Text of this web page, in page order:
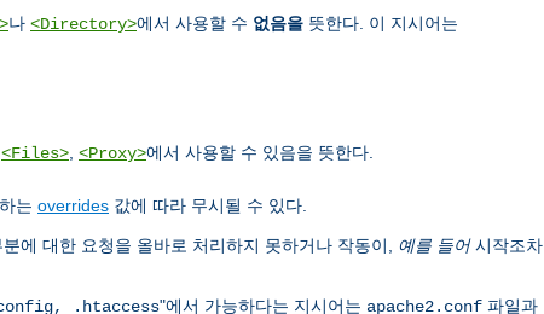
나 <Directory>에서 사용할 수 없음을 뜻한다. 이 지시어는
<Files> <Proxy>에서 사용할 수 있음을 뜻한다.
는 overrides 값에 따라 무시될 수 있다.
에 대한 요청을 올바로 처리하지 못하거나 작동이, 예를 들어시작조차
.htaccess"에서 가능하다는 지시어는 apache2.conf 파일과